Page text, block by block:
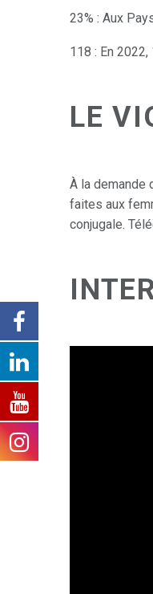
23% : Aux
118 : En
LE
À la demande
faites aux
conjugale.